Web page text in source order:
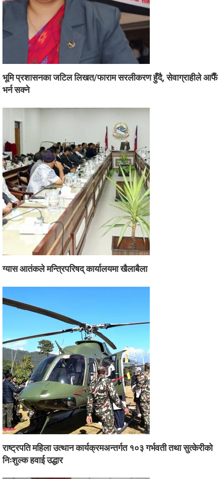
भूमि प्रशासनका जटिल लिखत/फाराम सरलीकरण हुँदै, सेवाग्राहीले आफैँ
भर्न सक्ने
ग्यास आतंकले मन्त्रिपरिषद् कार्यालयमा खैलाबैला
राष्ट्रपति महिला उत्थान कार्यक्रमअन्तर्गत १०३ गर्भवती तथा सुत्केरीको
निःशुल्क हवाई उद्धार